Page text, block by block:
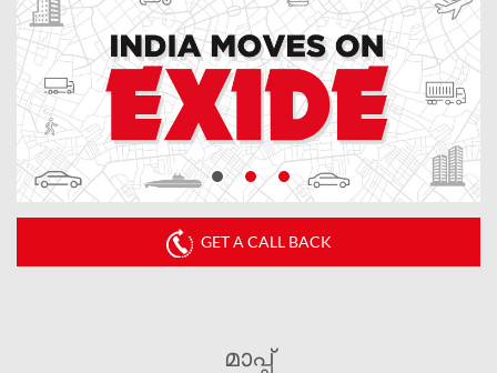
GET A CALL BACK
മാപ്പ്